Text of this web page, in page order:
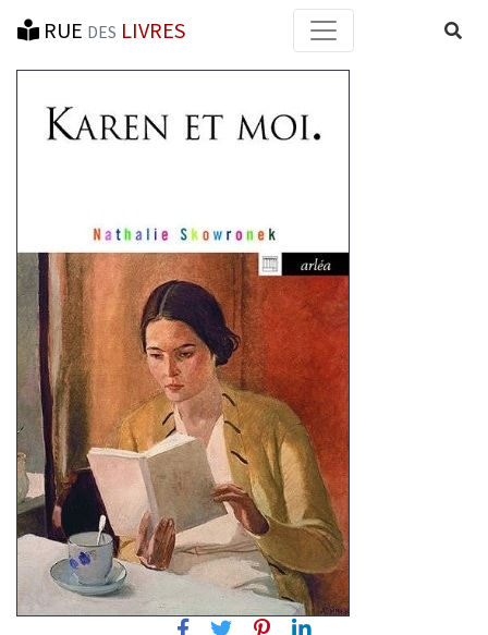
RUE DES LIVRES
FacebookTwitterPinterest
Linkedin